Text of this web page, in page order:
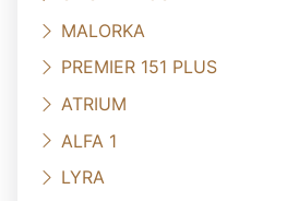
MALORKA
PREMIER 151 PLUS
ATRIUM
ALFA 1
LYRA